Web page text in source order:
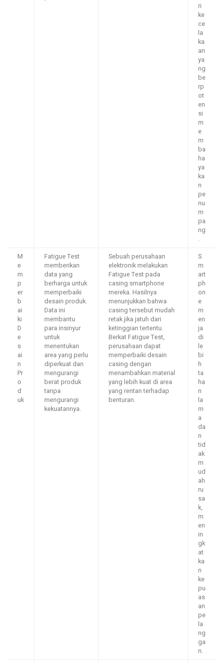
ri
ke
ce
la
ka
an
ya
ng
be
rp
ot
en
si
m
e
m
ba
ha
ya
ka
n
pe
nu
m
pa
ng
.
M
e
m
p
er
b
ai
ki
D
e
s
ai
n
Pr
o
d
uk
Fatigue Test
memberikan
data yang
berharga untuk
memperbaiki
desain produk.
Data ini
membantu
para insinyur
untuk
menentukan
area yang perlu
diperkuat dan
mengurangi
berat produk
tanpa
mengurangi
kekuatannya.
Sebuah perusahaan
elektronik melakukan
Fatigue Test pada
casing smartphone
mereka. Hasilnya
menunjukkan bahwa
casing tersebut mudah
retak jika jatuh dari
ketinggian tertentu.
Berkat Fatigue Test,
perusahaan dapat
memperbaiki desain
casing dengan
menambahkan material
yang lebih kuat di area
yang rentan terhadap
benturan.
S
m
art
ph
on
e
m
en
ja
di
le
bi
h
ta
ha
n
la
m
a
da
n
tid
ak
m
ud
ah
ru
sa
k,
m
en
in
gk
at
ka
n
ke
pu
as
an
pe
la
ng
ga
n.